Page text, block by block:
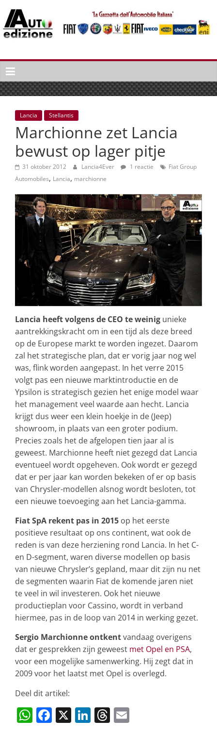
naar
inhoud
Auto
Edizione
La
Gazetta
dell'Automobile
Italiana
Italiaans
autonieuws
lifestyle
Lancia Stellantis
Marchionne zet Lancia
bewust op lager pitje
31 oktober 2012 Lancia4Ever 1 reactie
Fiat Group
Automobiles, Lancia, marchionne
Lancia heeft volgens de CEO te weinig unieke
aantrekkingskracht om in een tijd als deze breed
op de Europese markt te worden ingezet. Daarom
zal het strategische plan, dat er vorig jaar nog wel
was, flink worden aangepast. In het verre 2015
volgt pas een nieuwe marktintroductie en de
Ypsilon is strategisch gezien het enige model waar
het management veel waarde aan hecht. Lancia
krijgt dus weer een klein hoekje in de (Jeep)
showroom, in plaats van een groter podium.
Precies zoals het de afgelopen tien jaar al is
geweest. Marchionne heeft niet gezegd dat Lancia
eventueel wordt opgeheven. Ook wordt er gezegd
dat er per jaar kan worden bekeken of er op basis
van Chrysler-modellen alsnog wordt besloten, tot
een nieuwe toevoeging aan het Lancia-gamma.
Fiat SpA rekent pas in 2015 op het eerste
positieve resultaat op ons continent, wat ook de
reden is van deze herziening rond Lancia. In het C-
en D-segment, waren diverse modellen op basis
van nieuwe Chrysler’s gepland, maar dit zijn nu net
de segmenten waarin Fiat de komende jaren niet
te veel in wil investeren. Ook het nieuwe
productieplan voor Cassino, wordt in verband
hiermee, pas in de loop van 2014 in werking gezet.
Sergio Marchionne ontkentvandaag overigens
dat er gesprekken zijn geweest met Opel en PSA,
voor een mogelijke samenwerking. Hij zegt dat in
2009 voor het laatst met Opel is overlegd.
Deel dit artikel:
W F X Li T